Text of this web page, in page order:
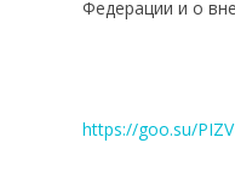
Федерации и о
https://goo.su/PIZV